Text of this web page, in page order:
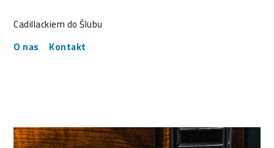
Cadillackiem do Ślubu
O nas
Kontakt